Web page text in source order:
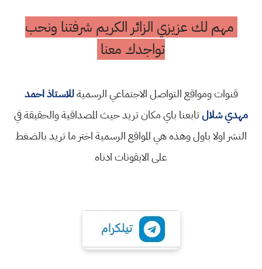
مهم لك عزيزي الزائر الكريم شرفتنا ونحب
تواجدك معنا
قنوات ومواقع التواصل الاجتماعي الرسميةللاستاذ احمد
مهدي شلالتابعنا باي مكان تريد حيث المصداقية والحقيقة في
النشر اولا باول وهذه هي المواقع الرسمية اختر ما تريد بالضغط
على الايقونات ادناه